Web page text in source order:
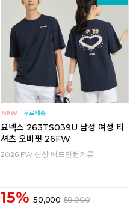
요넥스 263TS039U 남성 여성 티
셔츠 오버핏 26FW
2026 FW 신상 배드민턴의류
15% 50,000 59,000